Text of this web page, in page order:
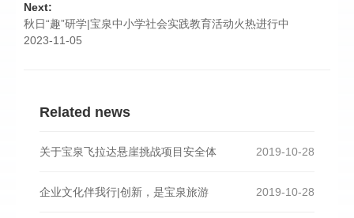
Next:
秋日“趣”研学|宝泉中小学社会实践教育活动火热进行中
2023-11-05
Related news
2019-10-28
关于宝泉飞拉达悬崖挑战项目安全体
2019-10-28
企业文化伴我行|创新，是宝泉旅游